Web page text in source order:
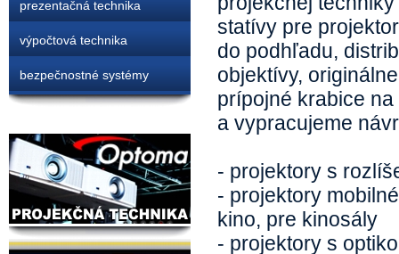
prezentačná technika
výpočtová technika
bezpečnostné systémy
statívy pre
do podhľadu,
objektívy,
prípojné krabice
a vypracujeme
- projektory s
- projektory
kino, pre kinosály
- projektory s